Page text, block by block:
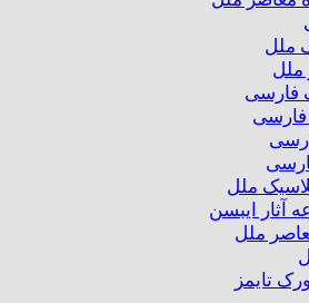
ملل
ملل
فارسی
ملل
آثار ایبسن
ملل
تایمز